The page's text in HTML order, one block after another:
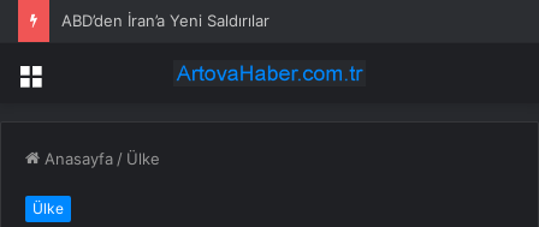
Çubuk’ta Müstakil Evde Yangın
Menü
Anasayfa / Ülke
Ülke